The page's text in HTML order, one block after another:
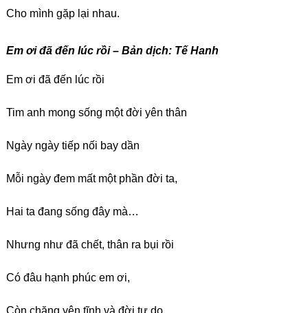
Cho mình gặp lại nhau.
Em ơi đã đến lúc rồi – Bản dịch: Tế Hanh
Em ơi đã đến lúc rồi
Tim anh mong sống một đời yên thân
Ngày ngày tiếp nối bay dần
Mỗi ngày đem mất một phần đời ta,
Hai ta đang sống đây mà…
Nhưng như đã chết, thân ra bụi rồi
Có đâu hạnh phúc em ơi,
Còn chăng yên tĩnh và đời tự do.